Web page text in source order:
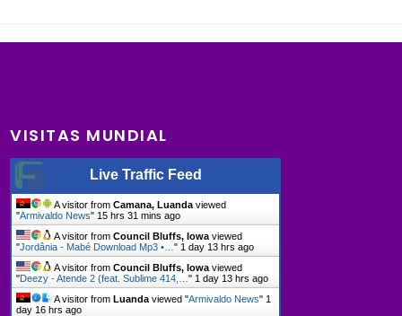
VISITAS MUNDIAL
Live Traffic Feed
A visitor fromCamana, Luanda viewed
"Armivaldo News" 15 hrs 31 mins ago
A visitor fromCouncil Bluffs, Iowa viewed
"Jordânia - Mabé Download Mp3 •…" 1 day 13 hrs ago
A visitor fromCouncil Bluffs, Iowa viewed
"Deezy - Atende 2 (feat. Sublime 414,…" 1 day 13 hrs ago
A visitor fromLuanda viewed "Armivaldo News" 1
day 16 hrs ago